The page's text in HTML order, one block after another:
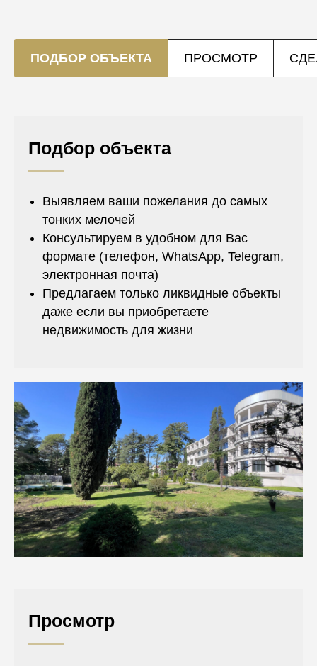
ПОДБОР ОБЪЕКТА ПРОСМОТР
Подбор объекта
Выявляем ваши пожелания до самых
тонких мелочей
Консультируем в удобном для Вас
формате (телефон, WhatsApp, Telegram,
электронная почта)
Предлагаем только ликвидные объекты
даже если вы приобретаете
недвижимость для жизни
Просмотр